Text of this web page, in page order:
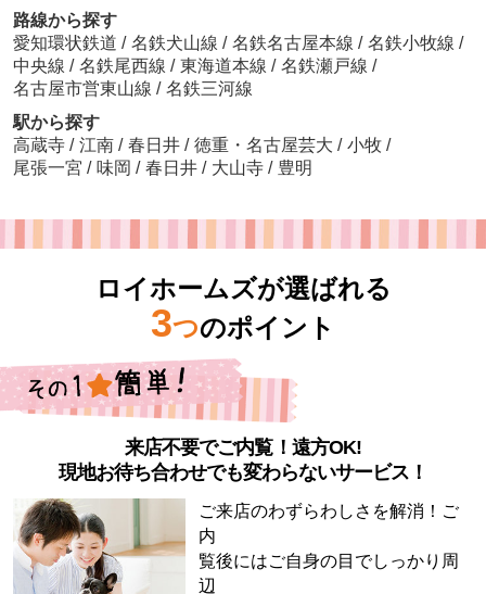
路線から探す
愛知環状鉄道 / 名鉄犬山線 / 名鉄名古屋本線 / 名鉄小牧線 /
中央線 / 名鉄尾西線 / 東海道本線 / 名鉄瀬戸線 /
名古屋市営東山線 / 名鉄三河線
駅から探す
高蔵寺 / 江南 / 春日井 / 徳重・名古屋芸大 / 小牧 /
尾張一宮 / 味岡 / 春日井 / 大山寺 / 豊明
ロイホームズが選ばれる
3つのポイント
来店不要でご内覧！遠方OK!
現地お待ち合わせでも変わらないサービス！
ご来店のわずらわしさを解消！ご
内
覧後にはご自身の目でしっかり周
辺